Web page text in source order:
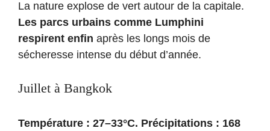
La nature explose de vert autour de la capitale.
Les parcs urbains comme Lumphini
respirent enfin après les longs mois de
sécheresse intense du début d’année.
Juillet à Bangkok
Température : 27–33°C. Précipitations : 168